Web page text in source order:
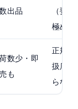
出品
（要見
極め）
数少・即
も
正規取
扱店な
らなし